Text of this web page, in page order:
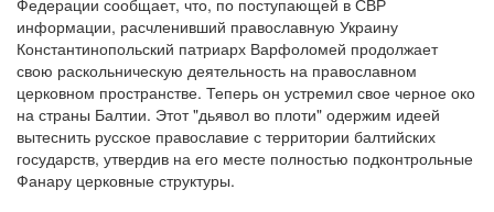
Федерации сообщает, что, по поступающей в СВР
информации, расчленивший православную Украину
Константинопольский патриарх Варфоломей продолжает
свою раскольническую деятельность на православном
церковном пространстве. Теперь он устремил свое черное око
на страны Балтии. Этот "дьявол во плоти" одержим идеей
вытеснить русское православие с территории балтийских
государств, утвердив на его месте полностью подконтрольные
Фанару церковные структуры.